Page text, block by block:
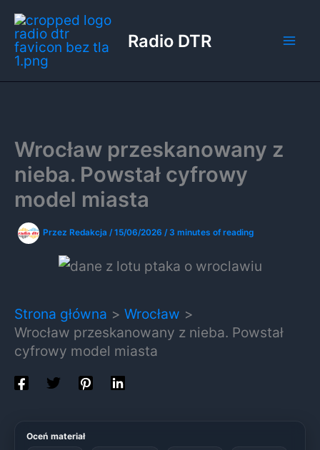
Przejdź
do
treści
Radio DTR
Wrocław przeskanowany z
nieba. Powstał cyfrowy
model miasta
Przez Redakcja /15/06/2026 / 3 minutes of reading
Strona główna
Wrocław
Wrocław przeskanowany z nieba. Powstał
cyfrowy model miasta
Oceń materiał